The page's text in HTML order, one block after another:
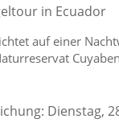
auf einer
Dienstag,